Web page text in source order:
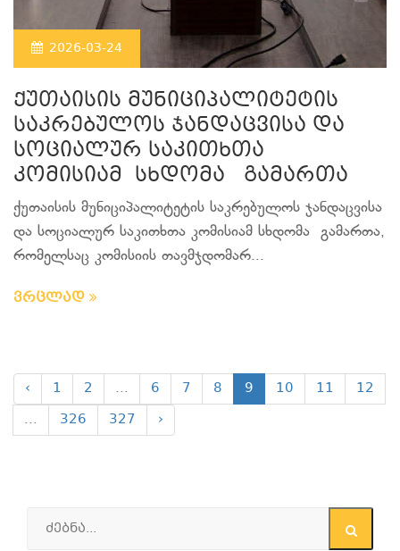
2026-03-24
ქუთაისის მუნიციპალიტეტის
საკრებულოს ჯანდაცვისა და
სოციალურ საკითხთა
კომისიამ სხდომა გამართა
ქუთაისის მუნიციპალიტეტის საკრებულოს ჯანდაცვისა
და სოციალურ საკითხთა კომისიამ სხდომა გამართა,
რომელსაც კომისიის თავმჯდომარ...
ვრცლად
‹ 1 2 ... 6 7 8 9 10 11
12
...
326 327 ›